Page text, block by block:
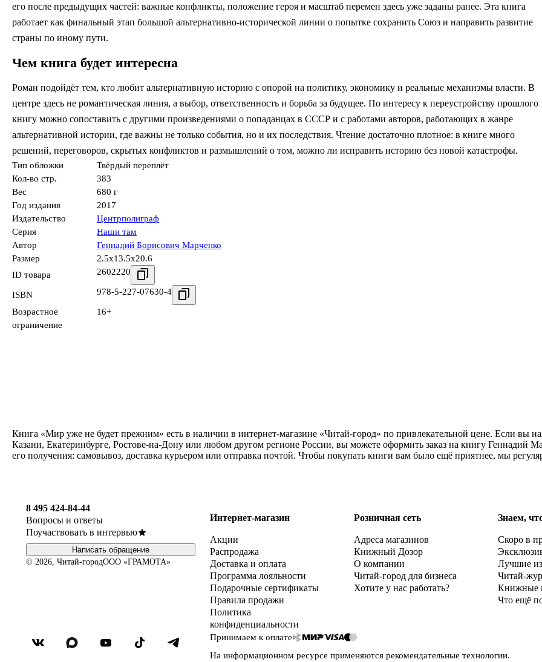
его после предыдущих частей: важные конфликты, положение героя и масштаб перемен здесь уже заданы ранее. Эта книга
работает как финальный этап большой альтернативно-исторической линии о попытке сохранить Союз и направить развитие
страны по иному пути.
Чем книга будет интересна
Роман подойдёт тем, кто любит альтернативную историю с опорой на политику, экономику и реальные механизмы власти. В
центре здесь не романтическая линия, а выбор, ответственность и борьба за будущее. По интересу к переустройству прошлого
книгу можно сопоставить с другими произведениями о попаданцах в СССР и с работами авторов, работающих в жанре
альтернативной истории, где важны не только события, но и их последствия. Чтение достаточно плотное: в книге много
решений, переговоров, скрытых конфликтов и размышлений о том, можно ли исправить историю без новой катастрофы.
Тип обложки
Твёрдый переплёт
Кол-во стр.
383
Вес
680 г
Год издания
2017
Издательство
Центрполиграф
Серия
Наши там
Автор
Геннадий Борисович Марченко
Размер
2.5x13.5x20.6
ID товара
2602220
ISBN 978-5-227-07630-4
Возрастное
ограничение
16+
Книга «Мир уже не будет прежним» есть в наличии в интернет-магазине «Читай-город» по привлекательной цене. Если вы
Казани, Екатеринбурге, Ростове-на-Дону или любом другом регионе России, вы можете оформить заказ на книгу Геннадий
его получения: самовывоз, доставка курьером или отправка почтой. Чтобы покупать книги вам было ещё приятнее, мы
8 495 424-84-44
Вопросы и ответы
Поучаствовать в интервью
Написать обращение
© 2026, Читай-городООО «ГРАМОТА»
Интернет-магазин
Акции
Распродажа
Доставка и оплата
Программа лояльности
Подарочные сертификаты
Правила продажи
Политика
конфиденциальности
Розничная сеть
Адреса магазинов
Книжный Дозор
О компании
Читай-город для бизнеса
Хотите у нас работать?
Знаем,
Скоро в
Лучшие
Читай-
Книжные
Что ещё
Принимаем к оплате
На информационном ресурсе применяются рекомендательные технологии.